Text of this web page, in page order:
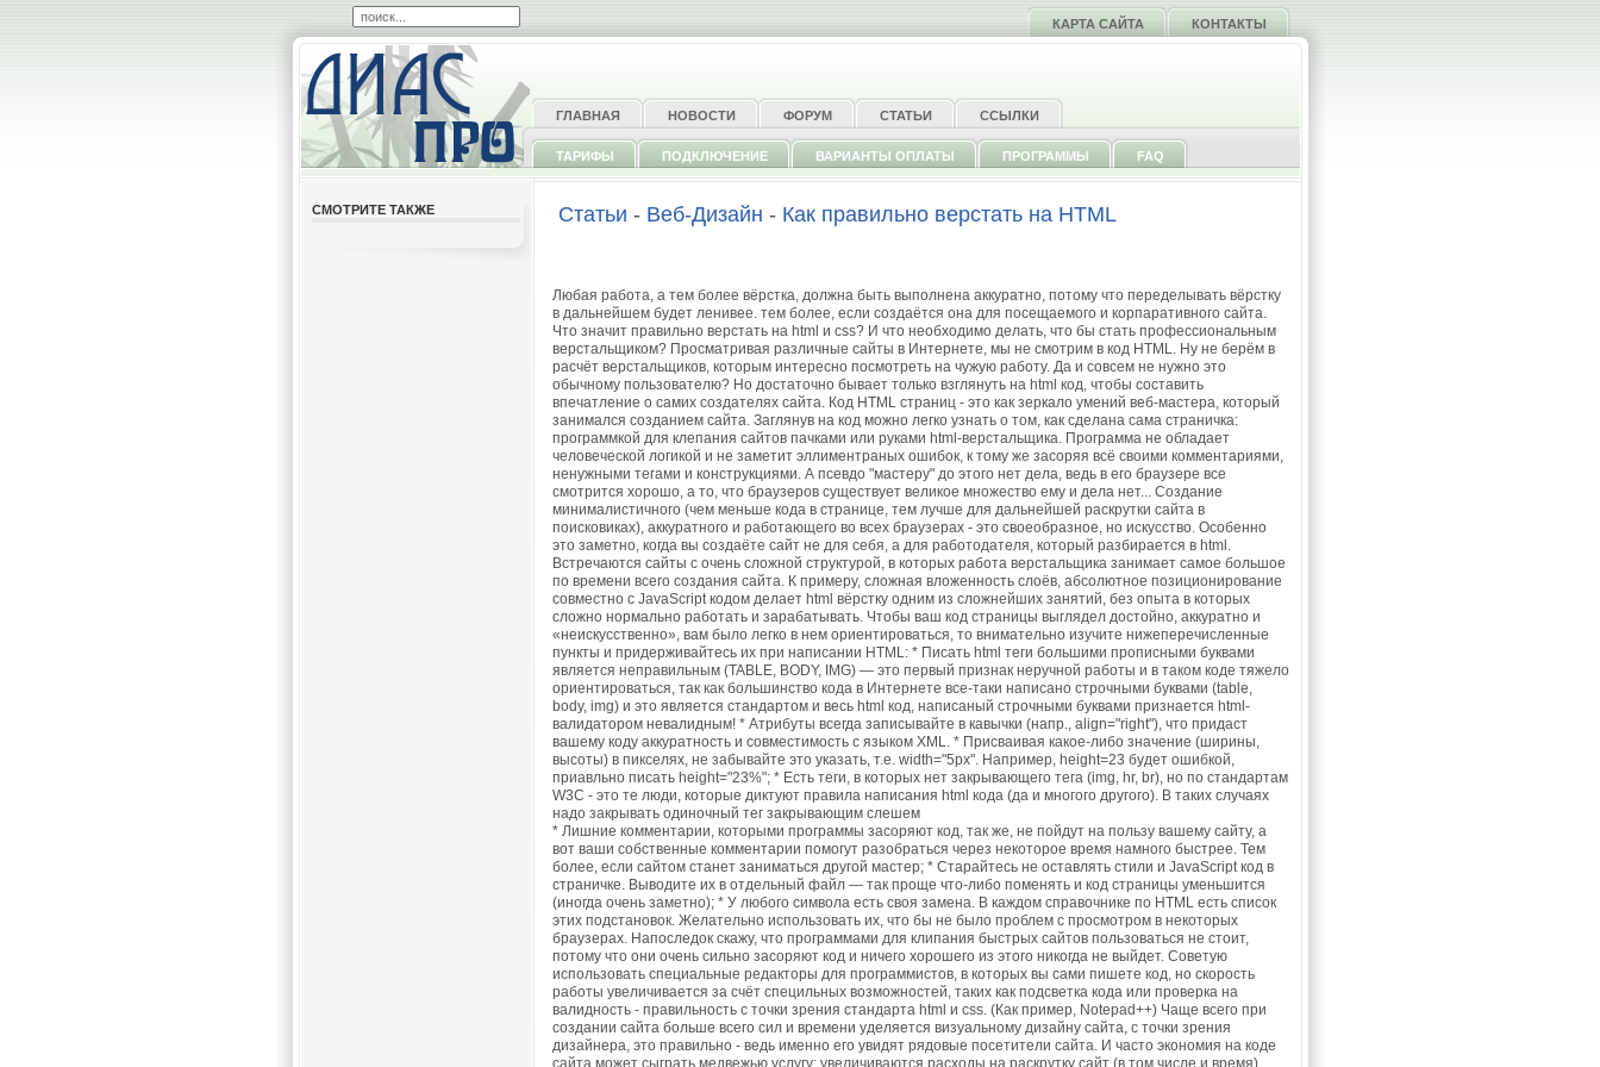
КАРТА САЙТА КОНТАКТЫ
ГЛАВНАЯ НОВОСТИ ФОРУМ СТАТЬИ ССЫЛКИ
ТАРИФЫ ПОДКЛЮЧЕНИЕ ВАРИАНТЫ ОПЛАТЫ ПРОГРАММЫ FAQ
СМОТРИТЕ ТАКЖЕ Статьи - Веб-Дизайн - Как правильно верстать на HTML
Любая работа, а тем более вёрстка, должна быть выполнена аккуратно, потому что переделывать вёрстку
в дальнейшем будет ленивее. тем более, если создаётся она для посещаемого и корпаративного сайта.
Что значит правильно верстать на html и css? И что необходимо делать, что бы стать профессиональным
верстальщиком? Просматривая различные сайты в Интернете, мы не смотрим в код HTML. Ну не берём в
расчёт верстальщиков, которым интересно посмотреть на чужую работу. Да и совсем не нужно это
обычному пользователю? Но достаточно бывает только взглянуть на html код, чтобы составить
впечатление о самих создателях сайта. Код HTML страниц - это как зеркало умений веб-мастера, который
занимался созданием сайта. Заглянув на код можно легко узнать о том, как сделана сама страничка:
программкой для клепания сайтов пачками или руками html-верстальщика. Программа не обладает
человеческой логикой и не заметит эллиментраных ошибок, к тому же засоряя всё своими комментариями,
ненужными тегами и конструкциями. А псевдо "мастеру" до этого нет дела, ведь в его браузере все
смотрится хорошо, а то, что браузеров существует великое множество ему и дела нет... Создание
минималистичного (чем меньше кода в странице, тем лучше для дальнейшей раскрутки сайта в
поисковиках), аккуратного и работающего во всех браузерах - это своеобразное, но искусство. Особенно
это заметно, когда вы создаёте сайт не для себя, а для работодателя, который разбирается в html.
Встречаются сайты с очень сложной структурой, в которых работа верстальщика занимает самое большое
по времени всего создания сайта. К примеру, сложная вложенность слоёв, абсолютное позиционирование
совместно с JavaScript кодом делает html вёрстку одним из сложнейших занятий, без опыта в которых
сложно нормально работать и зарабатывать. Чтобы ваш код страницы выглядел достойно, аккуратно и
«неискусственно», вам было легко в нем ориентироваться, то внимательно изучите нижеперечисленные
пункты и придерживайтесь их при написании HTML: * Писать html теги большими прописными буквами
является неправильным (TABLE, BODY, IMG) — это первый признак неручной работы и в таком коде тяжело
ориентироваться, так как большинство кода в Интернете все-таки написано строчными буквами (table,
body, img) и это является стандартом и весь html код, написаный строчными буквами признается html-
валидатором невалидным! * Атрибуты всегда записывайте в кавычки (напр., align="right"), что придаст
вашему коду аккуратность и совместимость с языком XML. * Присваивая какое-либо значение (ширины,
высоты) в пикселях, не забывайте это указать, т.е. width="5px". Например, height=23 будет ошибкой,
приавльно писать height="23%"; * Есть теги, в которых нет закрывающего тега (img, hr, br), но по стандартам
W3C - это те люди, которые диктуют правила написания html кода (да и многого другого). В таких случаях
надо закрывать одиночный тег закрывающим слешем
* Лишние комментарии, которыми программы засоряют код, так же, не пойдут на пользу вашему сайту, а
вот ваши собственные комментарии помогут разобраться через некоторое время намного быстрее. Тем
более, если сайтом станет заниматься другой мастер; * Старайтесь не оставлять стили и JavaScript код в
страничке. Выводите их в отдельный файл — так проще что-либо поменять и код страницы уменьшится
(иногда очень заметно); * У любого символа есть своя замена. В каждом справочнике по HTML есть список
этих подстановок. Желательно использовать их, что бы не было проблем с просмотром в некоторых
браузерах. Напоследок скажу, что программами для клипания быстрых сайтов пользоваться не стоит,
потому что они очень сильно засоряют код и ничего хорошего из этого никогда не выйдет. Советую
использовать специальные редакторы для программистов, в которых вы сами пишете код, но скорость
работы увеличивается за счёт специльных возможностей, таких как подсветка кода или проверка на
валидность - правильность с точки зрения стандарта html и css. (Как пример, Notepad++) Чаще всего при
создании сайта больше всего сил и времени уделяется визуальному дизайну сайта, с точки зрения
дизайнера, это правильно - ведь именно его увидят рядовые посетители сайта. И часто экономия на коде
сайта может сыграть медвежью услугу: увеличиваются расходы на раскрутку сайт (в том числе и время),